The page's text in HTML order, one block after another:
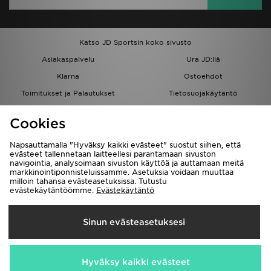
Katso JD Sportsin koko sivusto
Asiakaspalvelu
Ura JD:llä
Klarna
Ostoehdot
Toimitukset ja Palautukset
Tietosuojakäytäntö
Löydä myymälä
Kumppanuusohjelma
JD Blog
Toimitetaan
Suomi
Me hyväksymme seuraavat maksutavat
Cookies
Napsauttamalla "Hyväksy kaikki evästeet" suostut siihen, että
evästeet tallennetaan laitteellesi parantamaan sivuston
navigointia, analysoimaan sivuston käyttöä ja auttamaan meitä
markkinointiponnisteluissamme. Asetuksia voidaan muuttaa
milloin tahansa evästeasetuksissa. Tutustu
evästekäytäntöömme. Evästekäytäntö
Sinun evästeasetuksesi
Hyväksy kaikki evästeet